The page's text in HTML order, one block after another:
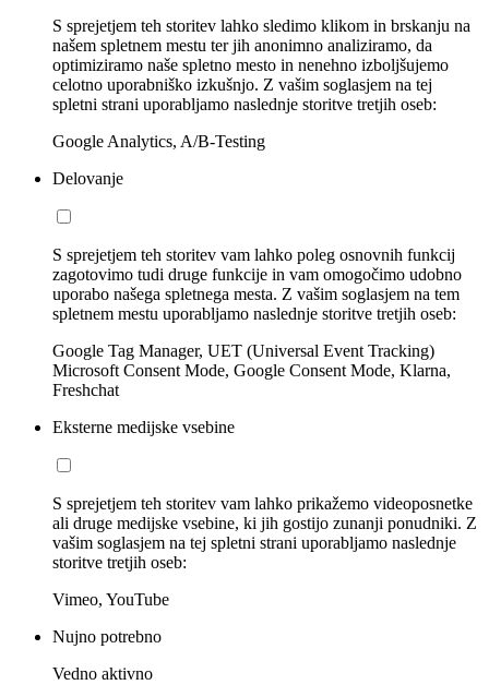
S sprejetjem teh storitev lahko sledimo klikom in brskanju na
našem spletnem mestu ter jih anonimno analiziramo, da
optimiziramo naše spletno mesto in nenehno izboljšujemo
celotno uporabniško izkušnjo. Z vašim soglasjem na tej
spletni strani uporabljamo naslednje storitve tretjih oseb:
Google Analytics, A/B-Testing
Delovanje
S sprejetjem teh storitev vam lahko poleg osnovnih funkcij
zagotovimo tudi druge funkcije in vam omogočimo udobno
uporabo našega spletnega mesta. Z vašim soglasjem na tem
spletnem mestu uporabljamo naslednje storitve tretjih oseb:
Google Tag Manager, UET (Universal Event Tracking)
Microsoft Consent Mode, Google Consent Mode, Klarna,
Freshchat
Eksterne medijske vsebine
S sprejetjem teh storitev vam lahko prikažemo videoposnetke
ali druge medijske vsebine, ki jih gostijo zunanji ponudniki. Z
vašim soglasjem na tej spletni strani uporabljamo naslednje
storitve tretjih oseb:
Vimeo, YouTube
Nujno potrebno
Vedno aktivno